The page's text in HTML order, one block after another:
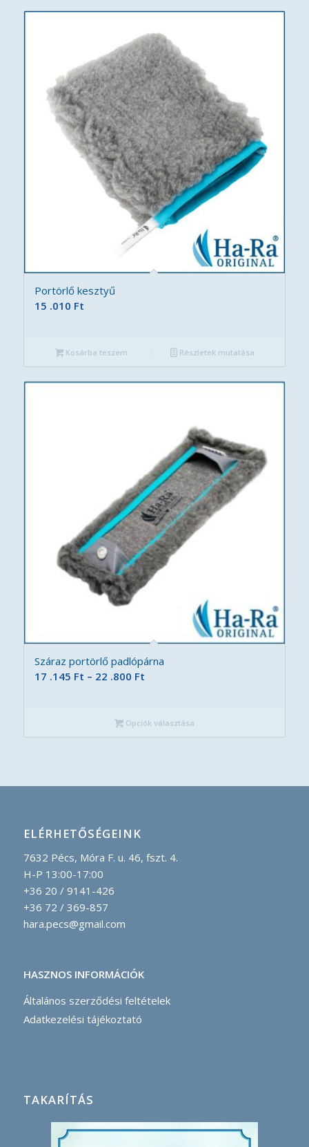
Portörlő kesztyű
15 .010 Ft
Kosárba teszem Részletek mutatása
Száraz portörlő padlópárna
17 .145 Ft – 22 .800 FtÁrtartomány:
-
22
Opciók választása
ELÉRHETŐSÉGEINK
7632 Pécs, Móra F. u. 46, fszt. 4.
H-P 13:00-17:00
+36 20 / 9141-426
+36 72 / 369-857
hara.pecs@gmail.com
HASZNOS INFORMÁCIÓK
Általános szerződési feltételek
Adatkezelési tájékoztató
TAKARÍTÁS